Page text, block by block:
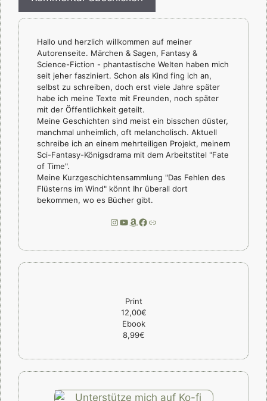
Hallo und herzlich willkommen auf meiner
Autorenseite. Märchen & Sagen, Fantasy &
Science-Fiction - phantastische Welten haben mich
seit jeher fasziniert. Schon als Kind fing ich an,
selbst zu schreiben, doch erst viele Jahre später
habe ich meine Texte mit Freunden, noch später
mit der Öffentlichkeit geteilt.
Meine Geschichten sind meist ein bisschen düster,
manchmal unheimlich, oft melancholisch. Aktuell
schreibe ich an einem mehrteiligen Projekt, meinem
Sci-Fantasy-Königsdrama mit dem Arbeitstitel "Fate
of Time".
Meine Kurzgeschichtensammlung "Das Fehlen des
Flüsterns im Wind" könnt Ihr überall dort
bekommen, wo es Bücher gibt.
Instagram
YouTube
Amazon
Facebook
Link
Print
12,00€
Ebook
8,99€